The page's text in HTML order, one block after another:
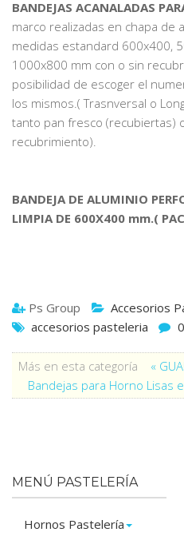
BANDEJAS ACANALADAS
marco realizadas en chapa de
medidas estandard 600x400,
1000x800 mm con o sin
posibilidad de escoger el
los mismos.( Trasnversal o
tanto pan fresco (recubiertas)
recubrimiento).
BANDEJA DE ALUMINIO
LIMPIA DE 600X400 mm.(
Ps Group
Accesorios
accesorios pasteleria
Más en esta categoría
«
Bandejas para Horno Lisas
MENÚ PASTELERÍA
Hornos Pastelería